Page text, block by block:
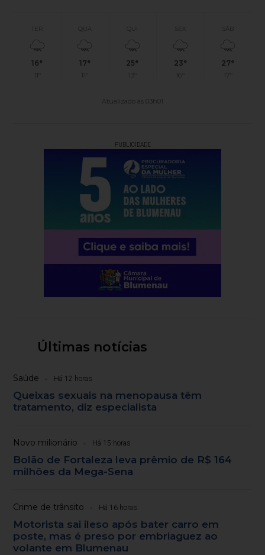
TER
16°
11°
QUA
17°
11°
25°
13°
SEX
23°
16°
SÁB
27°
17°
Atualizado às 03h01
PUBLICIDADE
Últimas notícias
Saúde Há 12 horas
Queixas sexuais na menopausa têm
tratamento, diz especialista
Novo milionário Há 15 horas
Bolão de Fortaleza leva prêmio de R$ 164
milhões da Mega-Sena
Crime de trânsito Há 16 horas
Motorista sai ileso após bater carro em
poste, mas é preso por embriaguez ao
volante em Blumenau